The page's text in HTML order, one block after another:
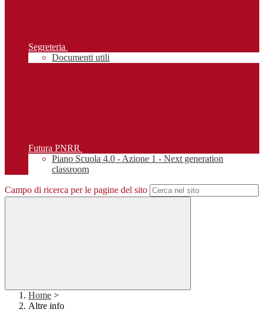
Segreteria
Documenti utili
Futura PNRR
Piano Scuola 4.0 - Azione 1 - Next generation
classroom
Campo di ricerca per le pagine del sito
Home >
Altre info